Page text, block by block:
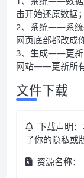
击开始还原数据；
2、系统——系统
网页底部都改成
3、生成——更新
网站——更新所
文件下载
下载声明
了你的隐私或
资源名称：